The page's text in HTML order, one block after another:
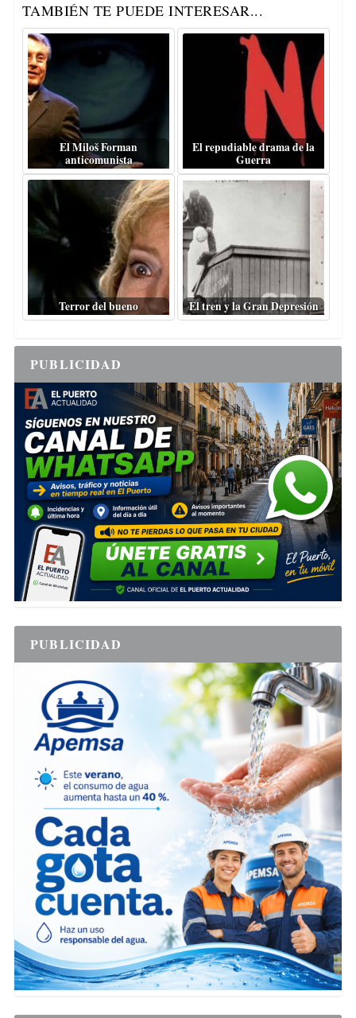
TAMBIÉN TE PUEDE INTERESAR...
El Miloš Forman
anticomunista
El repudiable drama de la
Guerra
Terror del bueno El tren y la Gran Depresión
PUBLICIDAD
PUBLICIDAD